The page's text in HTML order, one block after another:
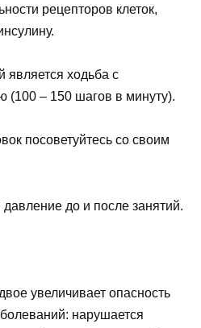
рецепторов клеток,
является ходьба с
(100 – 150 шагов в минуту).
посоветуйтесь со своим
до и после занятий.
увеличивает опасность
нарушается